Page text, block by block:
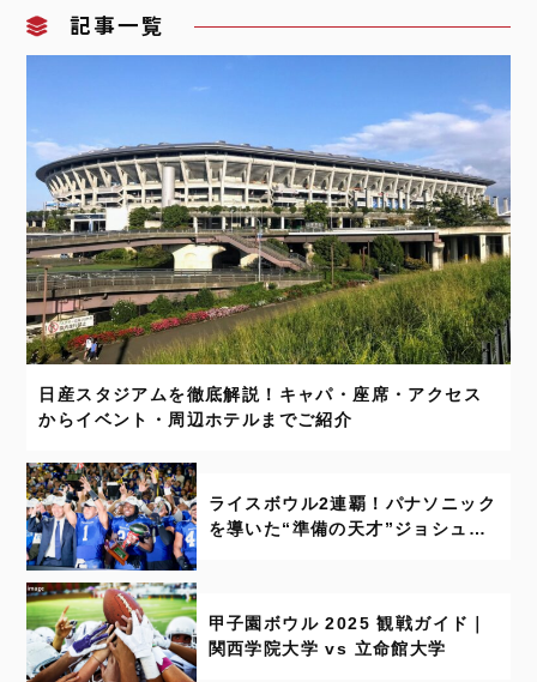
記事一覧
日産スタジアムを徹底解説！キャパ・座席・アクセス
からイベント・周辺ホテルまでご紹介
ライスボウル2連覇！パナソニック
を導いた“準備の天才”ジョシュ
甲子園ボウル 2025 観戦ガイド｜
関西学院大学 vs 立命館大学